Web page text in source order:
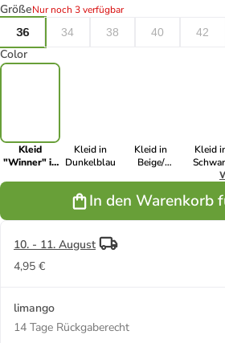
GrößeNur noch 3 verfügbar
36
34 38 40 42
Color
Kleid
"Winner" in
Kleid in
Dunkelblau
Kleid in
Beige/
Kleid
In den Warenkorb
10. - 11. August
4,95 €
limango
14 Tage Rückgaberecht